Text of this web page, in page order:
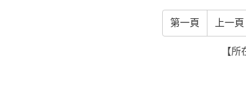
第一頁 上一頁
【